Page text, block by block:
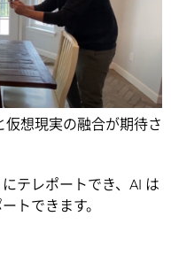
想現実の融合が期待さ
テレポートでき、AI は
トできます。